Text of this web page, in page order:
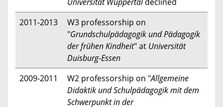
2011-2013
W3 professorship on
"Grundschulpädagogik und Pädagogik
der frühen Kindheit" at Universität
Duisburg-Essen
2009-2011
W2 professorship on "Allgemeine
Didaktik und Schulpädagogik mit dem
Schwerpunkt in der